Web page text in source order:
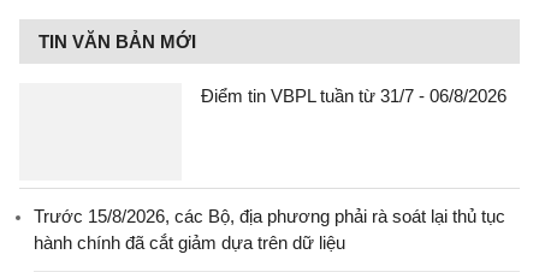
TIN VĂN BẢN MỚI
Điểm tin VBPL tuần từ 31/7 - 06/8/2026
Trước 15/8/2026, các Bộ, địa phương phải rà soát lại thủ tục
hành chính đã cắt giảm dựa trên dữ liệu